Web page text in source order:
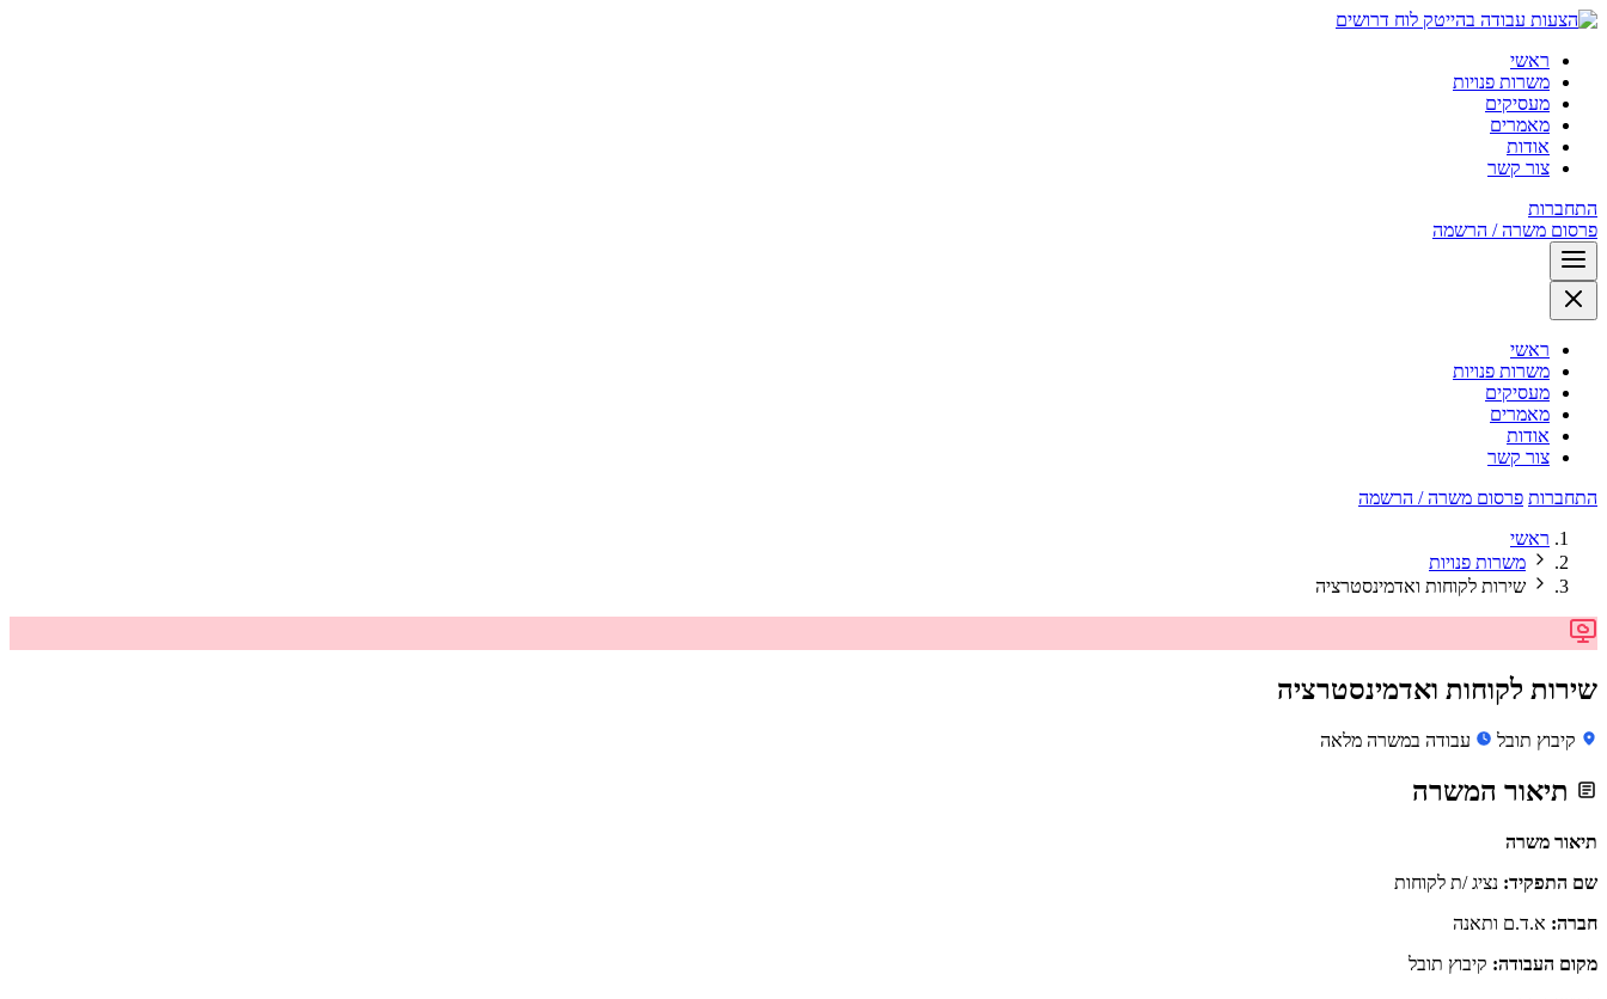
לוח דרושים
ראשי
משרות פנויות
מעסיקים
מאמרים
אודות
צור קשר
התחברות
פרסום משרה / הרשמה
ראשי
משרות פנויות
מעסיקים
מאמרים
אודות
צור קשר
התחברות פרסום משרה / הרשמה
ראשי
משרות פנויות
שירות לקוחות ואדמינסטרציה
שירות לקוחות ואדמינסטרציה
קיבוץ תובל עבודה במשרה מלאה
תיאור המשרה
תיאור משרה
שם התפקיד: נציג /ת לקוחות
חברה: א.ד.ם ותאנה
מקום העבודה: קיבוץ תובל